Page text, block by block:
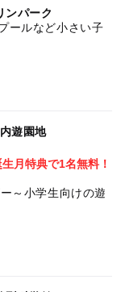
ンパーク
ールなど小さい子
遊園地
月特典で1名無料！
～小学生向けの遊